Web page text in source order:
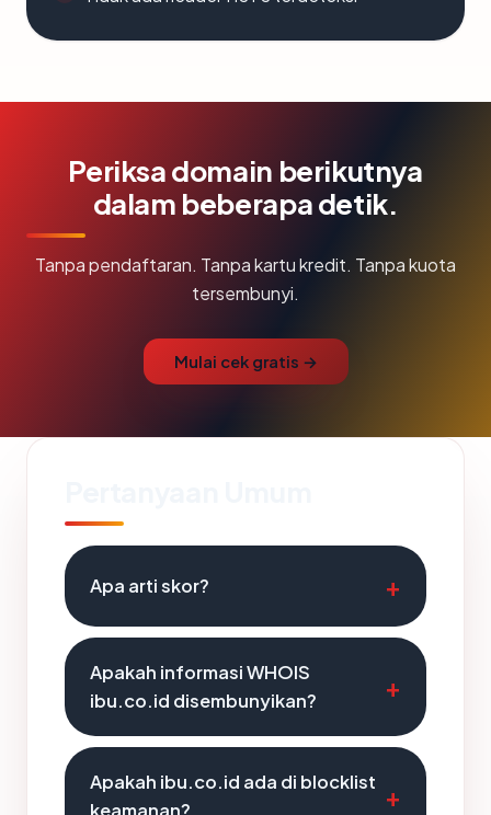
Periksa domain berikutnya
dalam beberapa detik.
Tanpa pendaftaran. Tanpa kartu kredit. Tanpa kuota
tersembunyi.
Mulai cek gratis →
Apa arti skor?
Apakah informasi WHOIS
ibu.co.id disembunyikan?
Apakah ibu.co.id ada di blocklist
keamanan?